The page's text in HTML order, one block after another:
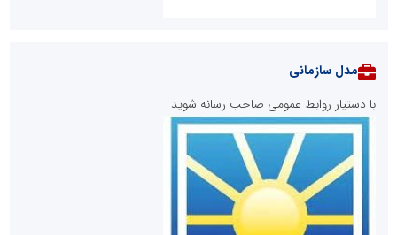
روابط عمومی خبرگزاری گزارش خبر
مدل سازمانی
با دستیار روابط عمومی صاحب رسانه شوید